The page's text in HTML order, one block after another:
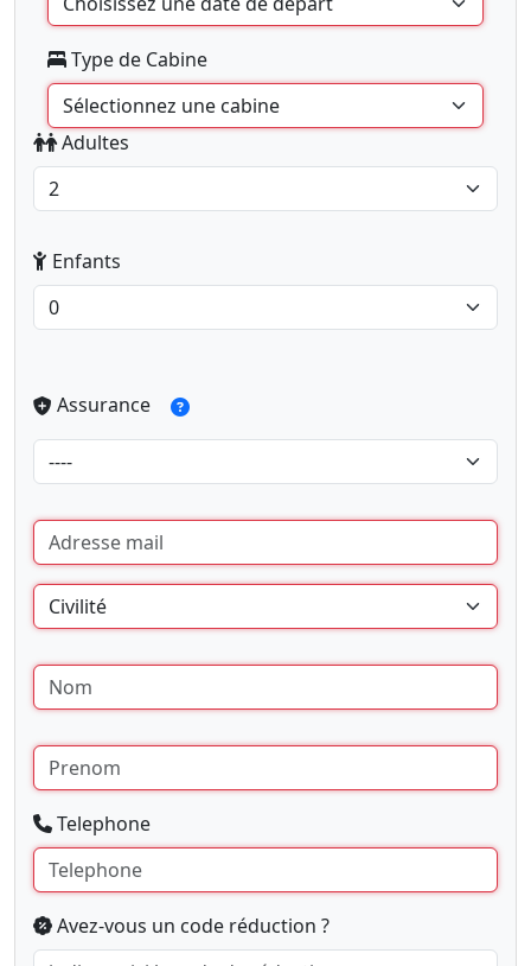
Type de Cabine
Adultes
Enfants
Assurance
Telephone
Avez-vous un code réduction ?